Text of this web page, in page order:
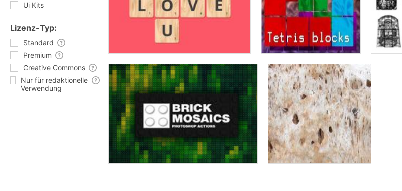
Ui Kits
Lizenz-Typ:
Standard
Premium
Creative Commons
Nur für redaktionelle
Verwendung